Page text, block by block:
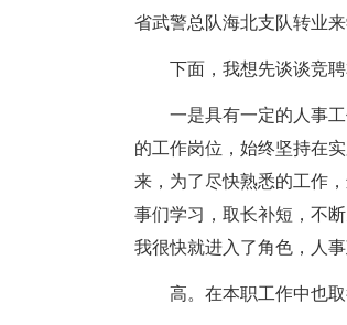
省武警总队海北支队转业
下面，我想先谈谈竞聘
一是具有一定的人事
的工作岗位，始终坚持在
来，为了尽快熟悉的工作
事们学习，取长补短，不
我很快就进入了角色，人
高。在本职工作中也